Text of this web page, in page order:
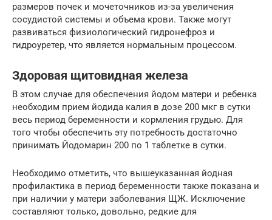
размеров почек и мочеточников из-за увеличения
сосудистой системы и объема крови. Также могут
развиваться физиологический гидронефроз и
гидроуретер, что является нормальным процессом.
Здоровая щитовидная железа
В этом случае для обеспечения йодом матери и ребенка
необходим прием йодида калия в дозе 200 мкг в сутки
весь период беременности и кормления грудью. Для
того чтобы обеспечить эту потребность достаточно
принимать Йодомарин 200 по 1 таблетке в сутки.
Необходимо отметить, что вышеуказанная йодная
профилактика в период беременности также показана и
при наличии у матери заболевания ЩЖ. Исключение
составляют только, довольно, редкие для